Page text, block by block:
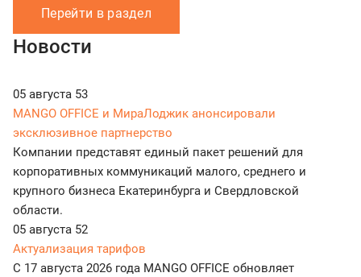
Перейти в раздел
Новости
05 августа 53
MANGO OFFICE и МираЛоджик анонсировали
эксклюзивное партнерство
Компании представят единый пакет решений для
корпоративных коммуникаций малого, среднего и
крупного бизнеса Екатеринбурга и Свердловской
области.
05 августа 52
Актуализация тарифов
С 17 августа 2026 года MANGO OFFICE обновляет